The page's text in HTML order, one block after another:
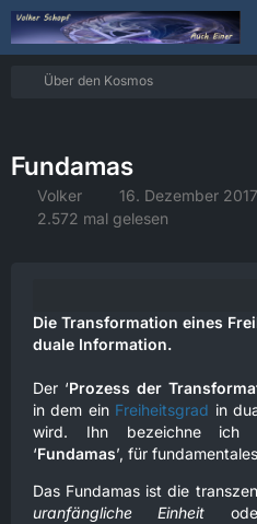
Über den Kosmos
Fundamas
Volker
16. Dezember
2.572 mal gelesen
Die Transformation eines
duale Information.
Der ‘Prozess der
in dem ein Freiheitsgrad in
wird. Ihn bezeichne ich
‘Fundamas’, für
Das Fundamas ist die
uranfängliche Einheit